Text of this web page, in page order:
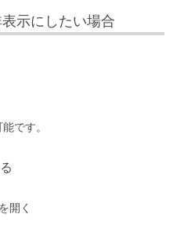
示にしたい場合
です。
開く